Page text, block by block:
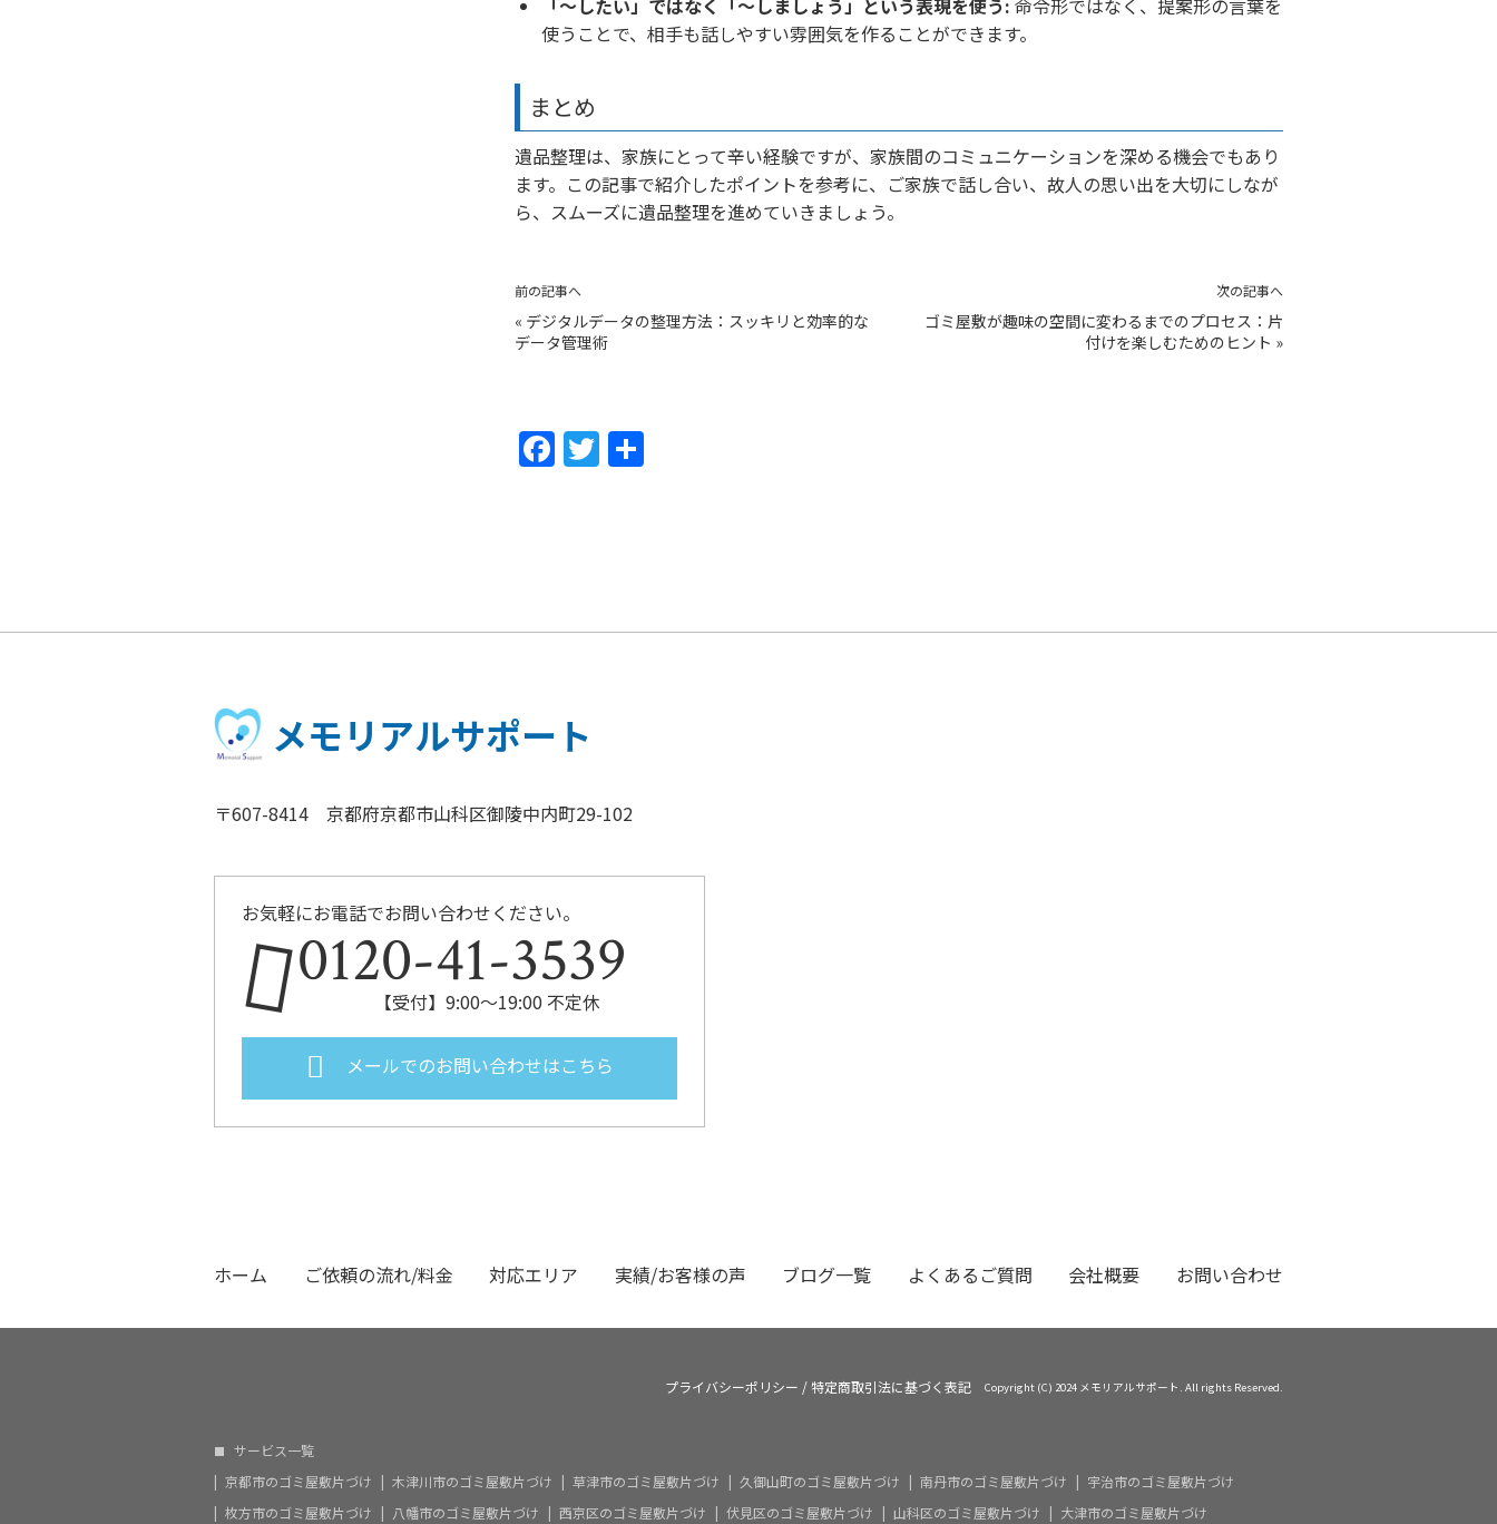
「〜したい」ではなく「〜しましょう」という表現を使う: 命令形ではなく、提案形の言葉を
使うことで、相手も話しやすい雰囲気を作ることができます。
まとめ
遺品整理は、家族にとって辛い経験ですが、家族間のコミュニケーションを深める機会でもあり
ます。この記事で紹介したポイントを参考に、ご家族で話し合い、故人の思い出を大切にしなが
ら、スムーズに遺品整理を進めていきましょう。
前の記事へ
« デジタルデータの整理方法：スッキリと効率的な
データ管理術
次の記事へ
ゴミ屋敷が趣味の空間に変わるまでのプロセス：片
付けを楽しむためのヒント »
F
o
T
メモリアルサポート
〒607-8414 京都府京都市山科区御陵中内町29-102
お気軽にお電話でお問い合わせください。
0120-41-3539
【受付】9:00～19:00 不定休
メールでのお問い合わせはこちら
ホーム ご依頼の流れ/料金 対応エリア 実績/お客様の声 ブログ一覧 よくあるご質問 会社概要 お問い合わせ
プライバシーポリシー /特定商取引法に基づく表記 Copyright (C) 2024 メモリアルサポート. All rights Reserved.
サービス一覧
京都市のゴミ屋敷片づけ
木津川市のゴミ屋敷片づけ 草津市のゴミ屋敷片づけ 久御山町のゴミ屋敷片づけ 南丹市のゴミ屋敷片づけ
宇治市のゴミ屋敷片づけ
枚方市のゴミ屋敷片づけ
八幡市のゴミ屋敷片づけ 西京区のゴミ屋敷片づけ 伏見区のゴミ屋敷片づけ 山科区のゴミ屋敷片づけ 大津市のゴミ屋敷片づけ